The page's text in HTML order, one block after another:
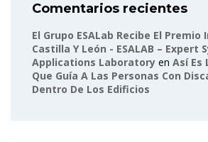
Comentarios recientes
El Grupo ESALab Recibe El Premio
Castilla Y León - ESALAB – Expert
Applications Laboratory en Así Es
Que Guía A Las Personas Con
Dentro De Los Edificios